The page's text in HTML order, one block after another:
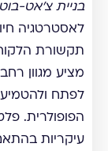
בניית צ'אט-
לאסטרטגיה
תקשורת
מציע מגוון
לפתח
הפופולרית.
עיקריות